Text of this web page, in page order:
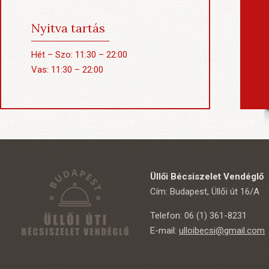
Nyitva tartás
Hét – Szo: 11:30 – 22:00
Vas: 11:30 – 22:00
Üllői Bécsiszelet Vendéglő
Cím: Budapest, Üllői út 16/A
Telefon: 06 (1) 361-8231
E-mail: ulloibecsi@gmail.com